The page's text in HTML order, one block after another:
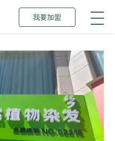
我要加盟